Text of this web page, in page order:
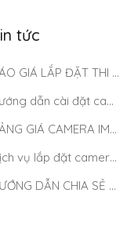
tức
BÁO GIÁ LẮP ĐẶT THI CÔNG CAMERA DAHUA TẠI TP.HCM MỚI NHẤT 2025
Hướng dẫn cài đặt camera wifi IMOU
BẢNG GIÁ CAMERA IMOU GIÁ RẺ CHỈ TỪ 469K
Dịch vụ lắp đặt camera Imou – lắp đặt tận nơi tại TP Hồ Chí Minh
HƯỚNG DẪN CHIA SẺ CAMERA TRÊN TÀI KHOẢN KBONE